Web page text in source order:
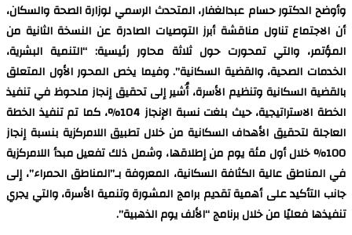
وأوضح الدكتور حسام عبدالغفار، المتحدث الرسمي لوزارة الصحة والسكان،
أن الاجتماع تناول مناقشة أبرز التوصيات الصادرة عن النسخة الثانية من
المؤتمر، والتي تمحورت حول ثلاثة محاور رئيسية: “التنمية البشرية،
الخدمات الصحية، والقضية السكانية”. وفيما يخص المحور الأول المتعلق
بالقضية السكانية وتنظيم الأسرة، أُشير إلى تحقيق إنجاز ملحوظ في تنفيذ
الخطة الاستراتيجية، حيث بلغت نسبة الإنجاز 104%، كما تم تنفيذ الخطة
العاجلة لتحقيق الأهداف السكانية من خلال تطبيق اللامركزية بنسبة إنجاز
100% خلال أول مئة يوم من إطلاقها، وشمل ذلك تفعيل مبدأ اللامركزية
في المناطق عالية الكثافة السكانية، المعروفة بـ”المناطق الحمراء”، إلى
جانب التأكيد على أهمية تقديم برامج المشورة وتنمية الأسرة، والتي يجري
تنفيذها فعليًا من خلال برنامج “الألف يوم الذهبية”.